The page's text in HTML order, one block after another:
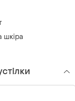
шкіра